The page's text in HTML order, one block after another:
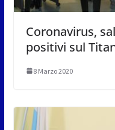
Coronavirus,
positivi sul
8 Marzo 2020